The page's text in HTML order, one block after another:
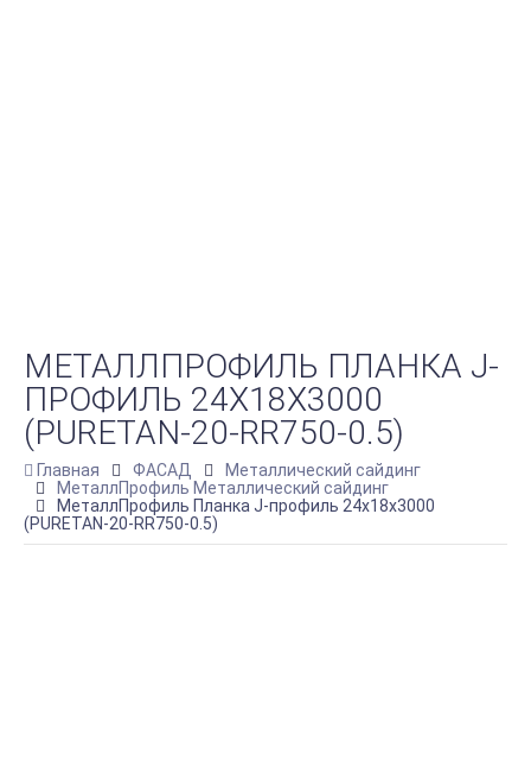
МЕТАЛЛПРОФИЛЬ ПЛАНКА J-
ПРОФИЛЬ 24Х18Х3000
(PURETAN-20-RR750-0.5)
Главная ФАСАД
Металлический сайдинг
МеталлПрофиль Металлический сайдинг
МеталлПрофиль Планка J-профиль 24х18х3000
(PURETAN-20-RR750-0.5)